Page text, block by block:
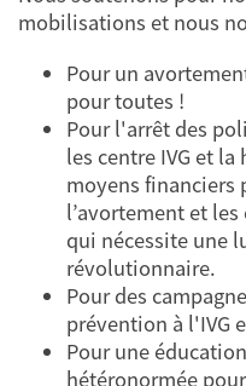
mobilisations et nous
Pour un
pour toutes !
Pour l'arrêt des
les centre IVG et
moyens financiers
l’avortement et
qui nécessite une
révolutionnaire.
Pour des
prévention à l'IVG
Pour une
hétéronormée